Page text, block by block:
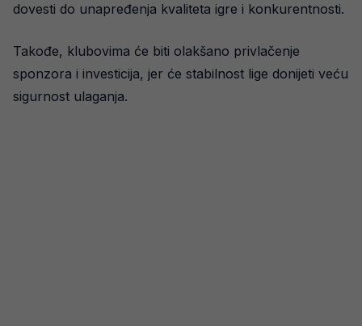
dovesti do unapređenja kvaliteta igre i konkurentnosti.
Takođe, klubovima će biti olakšano privlačenje
sponzora i investicija, jer će stabilnost lige donijeti veću
sigurnost ulaganja.